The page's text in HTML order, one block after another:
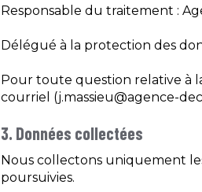
Responsable du traitement :
Délégué à la protection des
Pour toute question relative à
courriel (j.massieu@agence-
3. Données collectées
Nous collectons uniquement
poursuivies.